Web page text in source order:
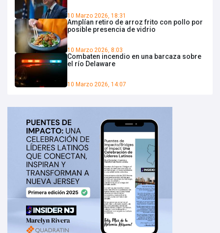
10 Marzo 2026, 18:31
Amplían retiro de arroz frito con pollo por
posible presencia de vidrio
10 Marzo 2026, 8:03
Combaten incendio en una barcaza sobre
el río Delaware
10 Marzo 2026, 14:07